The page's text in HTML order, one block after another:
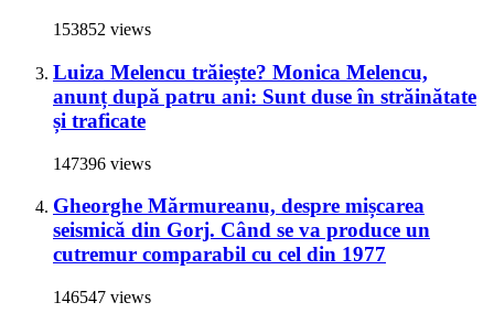
153852 views
Luiza Melencu trăiește? Monica Melencu,
anunț după patru ani: Sunt duse în străinătate
și traficate
147396 views
Gheorghe Mărmureanu, despre mișcarea
seismică din Gorj. Când se va produce un
cutremur comparabil cu cel din 1977
146547 views